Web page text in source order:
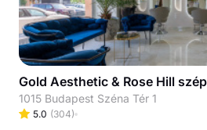
Gold Aesthetic & Rose Hill
1015 Budapest Széna Tér 1
5.0 (304)